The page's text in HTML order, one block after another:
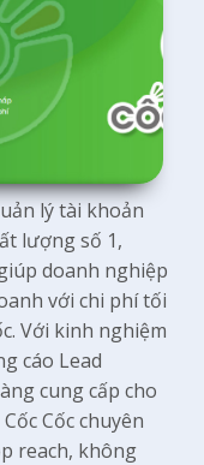
lý tài khoản
lượng số 1,
doanh nghiệp
với chi phí tối
Với kinh nghiệm
cáo Lead
cung cấp cho
Cốc chuyên
reach, không